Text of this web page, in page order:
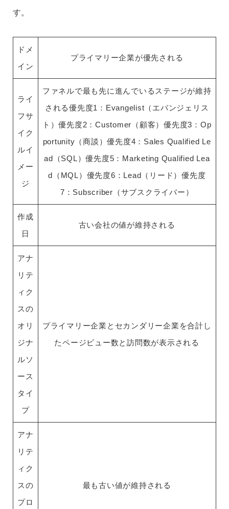
す。
ドメ
イン
プライマリー企業が優先される
ライ
フサ
イク
ルイ
メー
ジ
ファネルで最も先に進んでいるステージが維持
される優先度1：Evangelist（エバンジェリス
ト）優先度2：Customer（顧客）優先度3：Op
portunity（商談）優先度4：Sales Qualified Le
ad（SQL）優先度5：Marketing Qualified Lea
d（MQL）優先度6：Lead（リード）優先度
7：Subscriber（サブスクライバー）
作成
日
古い会社の値が維持される
アナ
リテ
ィク
スの
オリ
ジナ
ルソ
ース
タイ
プ
プライマリー企業とセカンダリー企業を合計し
たページビュー数と訪問数が表示される
アナ
リテ
ィク
スの
プロ
最も古い値が維持される